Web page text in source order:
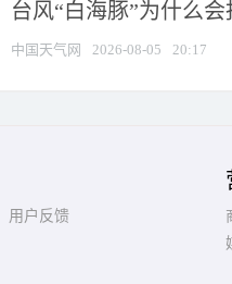
台风“白海豚”为什么会
中国天气网 2026-08-05 20:17
用户反馈